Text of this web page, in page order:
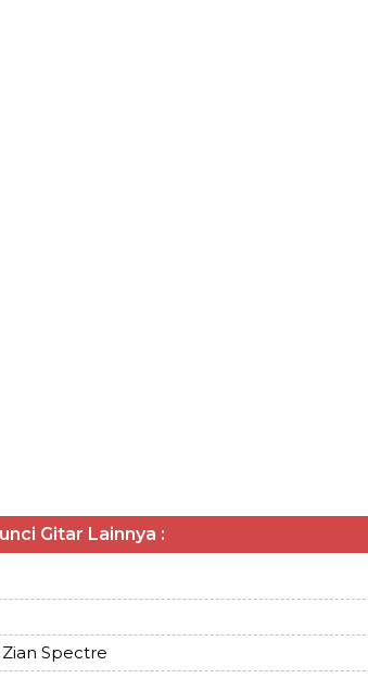
Gitar Lainnya :
Spectre